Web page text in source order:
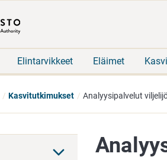
Elintarvikkeet Eläimet
Kasvitutkimukset Analyysipalvelut